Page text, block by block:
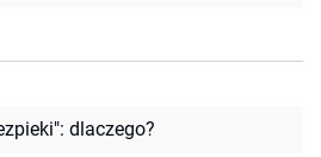
dlaczego?